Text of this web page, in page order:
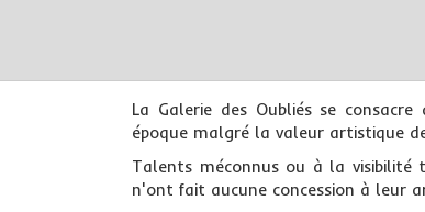
La Galerie des Oubliés se
époque malgré la valeur artistique
Talents méconnus ou à la visibilité
n'ont fait aucune concession à leur